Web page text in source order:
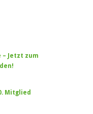
– Jetzt zum
Mitglied